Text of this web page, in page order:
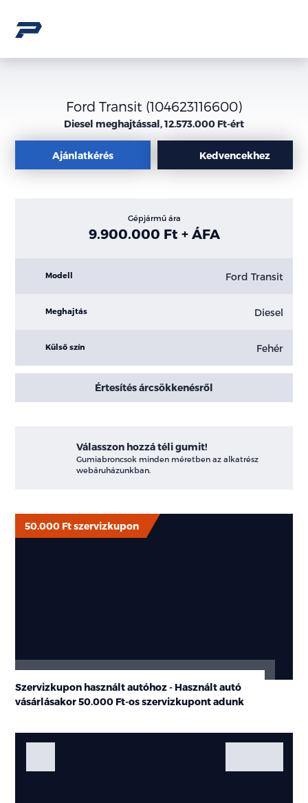
Ford Transit (104623116600)
Diesel meghajtással, 12.573.000 Ft-ért
Ajánlatkérés Kedvencekhez
Gépjármű ára
9.900.000 Ft + ÁFA
Modell Ford Transit
Meghajtás Diesel
Külső szín Fehér
Értesítés árcsökkenésről
Válasszon hozzá téli gumit!
Gumiabroncsok minden méretben az alkatrész
webáruházunkban.
Szervizkupon használt autóhoz - Használt autó
vásárlásakor50.000 Ft-osszervizkupont adunk
50.000 Ft szervizkupon
Galéria
Fotók